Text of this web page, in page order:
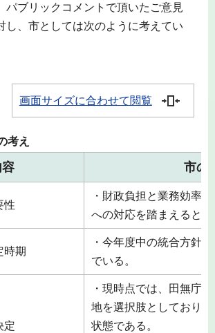
ブリックコメントで頂いたご意見
し、市としては次のように考えてい
画面サイズに合わせて閲覧
考え
市の
性
・財政負担と業務効率
への対応を踏まえると
時期
・今年度中の統合方針
でいる。
定
・現時点では、田無庁
地を選択肢としており
状態である。